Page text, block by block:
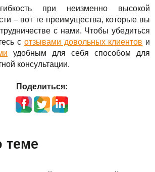
при неизменно высокой
– вот те преимущества, которые вы
с нами. Чтобы убедиться
с отзывами довольных клиентов и
удобным для себя способом для
консультации.
Поделиться:
теме